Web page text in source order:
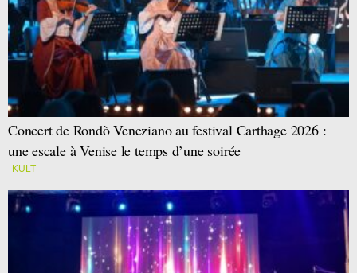
Concert de Rondò Veneziano au festival Carthage 2026 :
une escale à Venise le temps d’une soirée
KULT